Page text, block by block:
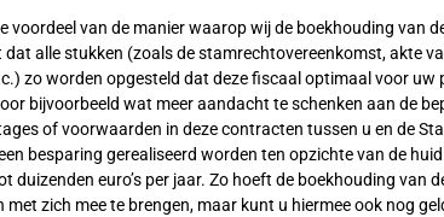
voordeel van de manier waarop wij de boekhouding van
dat alle stukken (zoals de stamrechtovereenkomst, akte
zo worden opgesteld dat deze fiscaal optimaal voor uw
bijvoorbeeld wat meer aandacht te schenken aan de
of voorwaarden in deze contracten tussen u en de
besparing gerealiseerd worden ten opzichte van de
duizenden euro’s per jaar. Zo hoeft de boekhouding van
met zich mee te brengen, maar kunt u hiermee ook nog